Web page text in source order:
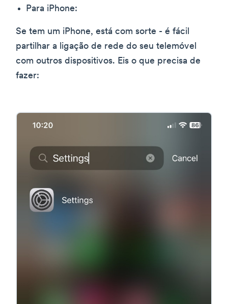
Para iPhone:
Se tem um iPhone, está com sorte - é fácil
partilhar a ligação de rede do seu telemóvel
com outros dispositivos. Eis o que precisa de
fazer: